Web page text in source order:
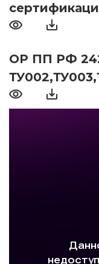
ОР ПП РФ